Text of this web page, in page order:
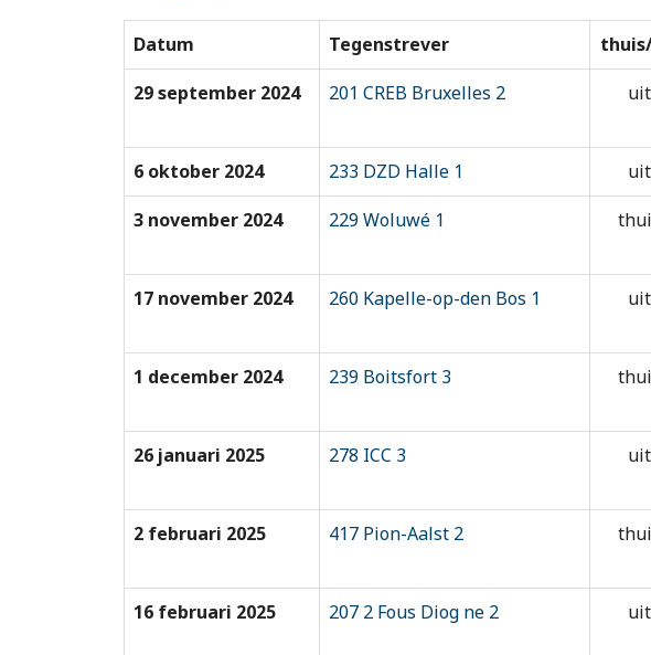
Datum Tegenstrever
29 september 2024
201 CREB Bruxelles 2 uit
6 oktober 2024 233 DZD Halle 1 uit
3 november 2024
229 Woluwé 1
17 november 2024 260 Kapelle-op-den Bos 1 uit
1 december 2024 239 Boitsfort 3
26 januari 2025 278 ICC 3 uit
2 februari 2025 417 Pion-Aalst 2
16 februari 2025 207 2 Fous Diog ne 2 uit